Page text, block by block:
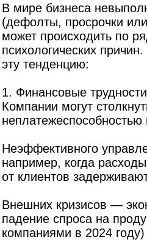
В мире бизнеса
(дефолты, просрочки
может происходить по
психологических
эту тенденцию:
1. Финансовые
Компании могут
неплатежеспособностью
Неэффективного
например, когда
от клиентов
Внешних кризисов —
падение спроса на
компаниями в 2024